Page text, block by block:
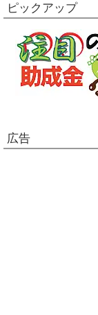
ピックアップ
広告